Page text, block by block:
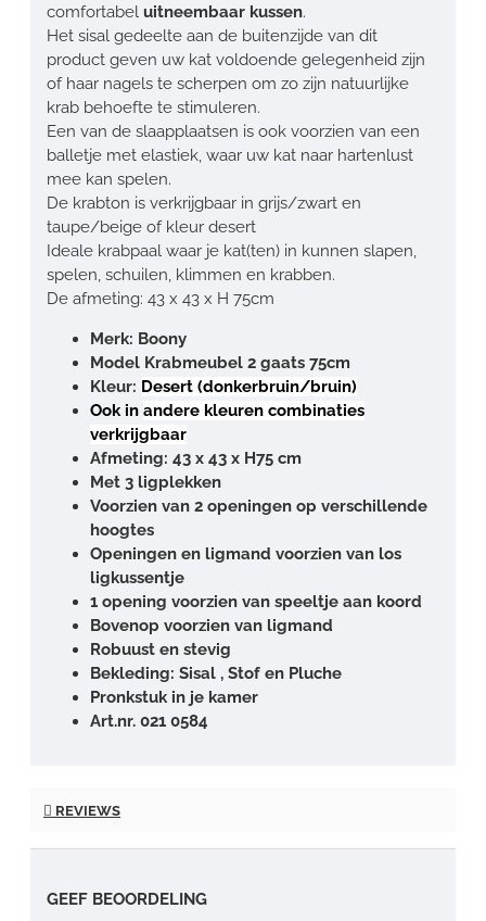
comfortabel uitneembaar kussen.
Het sisal gedeelte aan de buitenzijde van dit
product geven uw kat voldoende gelegenheid zijn
of haar nagels te scherpen om zo zijn natuurlijke
krab behoefte te stimuleren.
Een van de slaapplaatsen is ook voorzien van een
balletje met elastiek, waar uw kat naar hartenlust
mee kan spelen.
De krabton is verkrijgbaar in grijs/zwart en
taupe/beige of kleur desert
Ideale krabpaal waar je kat(ten) in kunnen slapen,
spelen, schuilen, klimmen en krabben.
De afmeting: 43 x 43 x H 75cm
Merk: Boony
Model Krabmeubel 2 gaats 75cm
Kleur: Desert (donkerbruin/bruin)
Ook in andere kleuren combinaties
verkrijgbaar
Afmeting: 43 x 43 x H75 cm
Met 3 ligplekken
Voorzien van 2 openingen op verschillende
hoogtes
Openingen en ligmand voorzien van los
ligkussentje
1 opening voorzien van speeltje aan koord
Bovenop voorzien van ligmand
Robuust en stevig
Bekleding: Sisal , Stof en Pluche
Pronkstuk in je kamer
Art.nr. 021 0584
REVIEWS
GEEF BEOORDELING